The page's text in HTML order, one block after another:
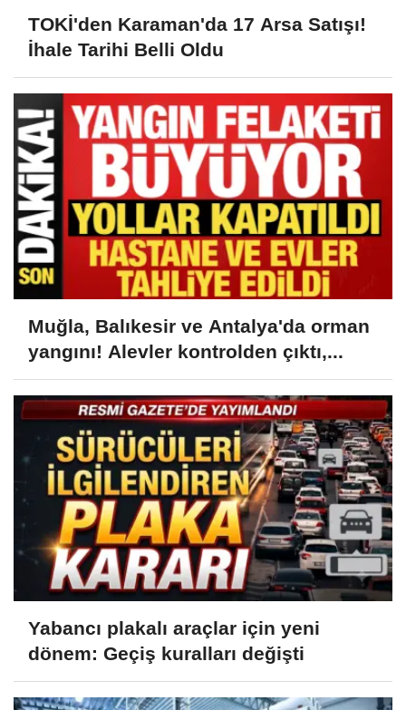
TOKİ'den Karaman'da 17 Arsa Satışı!
İhale Tarihi Belli Oldu
Muğla, Balıkesir ve Antalya'da orman
yangını! Alevler kontrolden çıktı,...
Yabancı plakalı araçlar için yeni
dönem: Geçiş kuralları değişti